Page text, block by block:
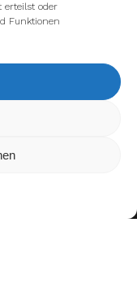
erteilst oder
Funktionen
Erfahrung auf
Cookies wir